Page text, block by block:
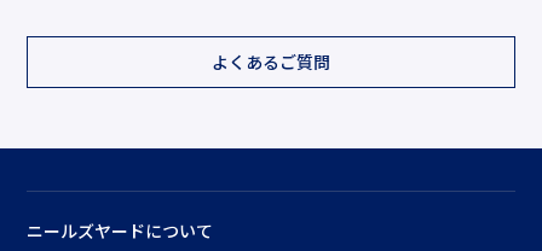
よくあるご質問
ニールズヤードについて